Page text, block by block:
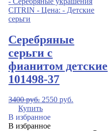
Серебряные
серьги с
фианитом детские
101498-37
3400руб. 2550руб.
Купить
В избранное
В избранное